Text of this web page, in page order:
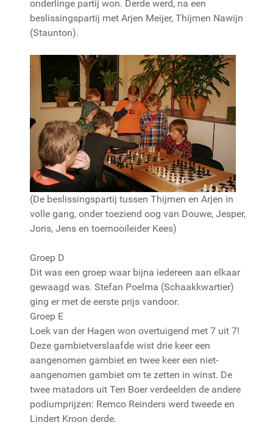
onderlinge partij won. Derde werd, na een
beslissingspartij met Arjen Meijer, Thijmen Nawijn
(Staunton).
(De beslissingspartij tussen Thijmen en Arjen in
volle gang, onder toeziend oog van Douwe, Jesper,
Joris, Jens en toernooileider Kees)
Groep D
Dit was een groep waar bijna iedereen aan elkaar
gewaagd was. Stefan Poelma (Schaakkwartier)
ging er met de eerste prijs vandoor.
Groep E
Loek van der Hagen won overtuigend met 7 uit 7!
Deze gambietverslaafde wist drie keer een
aangenomen gambiet en twee keer een niet-
aangenomen gambiet om te zetten in winst. De
twee matadors uit Ten Boer verdeelden de andere
podiumprijzen: Remco Reinders werd tweede en
Lindert Kroon derde.